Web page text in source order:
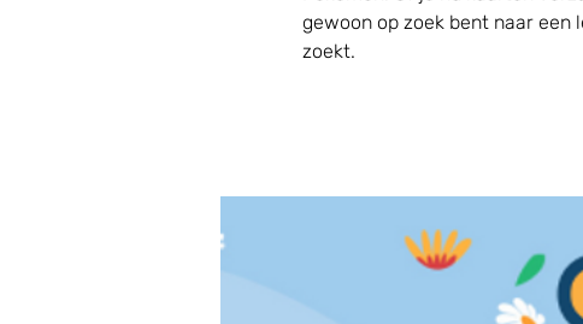
gewoon op zoek bent naar een
zoekt.